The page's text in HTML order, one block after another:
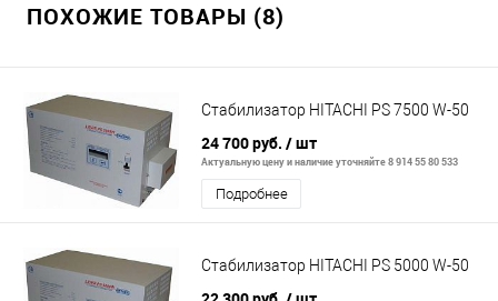
ПОХОЖИЕ ТОВАРЫ (8)
Стабилизатор HITACHI PS 7500 W-50
24 700 руб. / шт
Актуальную цену и наличие уточняйте 8 914 55 80 533
Подробнее
Стабилизатор HITACHI PS 5000 W-50